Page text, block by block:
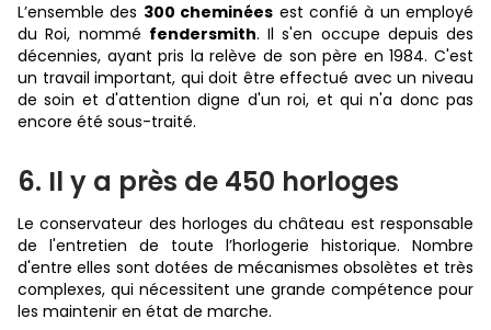
L’ensemble des 300 cheminées est confié à un employé
du Roi, nommé fendersmith. Il s'en occupe depuis des
décennies, ayant pris la relève de son père en 1984. C'est
un travail important, qui doit être effectué avec un niveau
de soin et d'attention digne d'un roi, et qui n'a donc pas
encore été sous-traité.
6. Il y a près de 450 horloges
Le conservateur des horloges du château est responsable
de l'entretien de toute l’horlogerie historique. Nombre
d'entre elles sont dotées de mécanismes obsolètes et très
complexes, qui nécessitent une grande compétence pour
les maintenir en état de marche.